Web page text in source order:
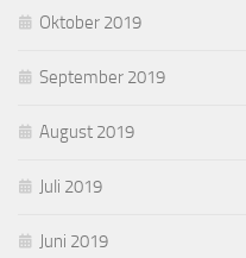
Oktober 2019
September 2019
August 2019
Juli 2019
Juni 2019